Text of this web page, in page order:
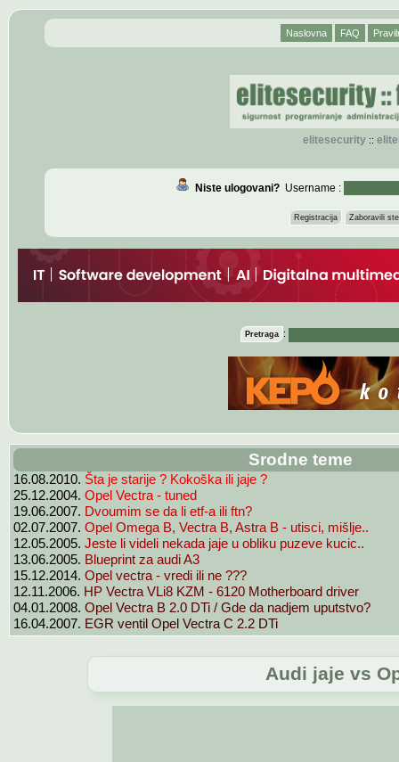
Naslovna FAQ
elitesecurity::
Niste ulogovani?Username :
Registracija Zaboravili
Pretraga :
Srodne teme
16.08.2010. Šta je starije ? Kokoška ili jaje ?
25.12.2004. Opel Vectra - tuned
19.06.2007. Dvoumim se da li etf-a ili ftn?
02.07.2007. Opel Omega B, Vectra B, Astra B - utisci, mišlje..
12.05.2005. Jeste li videli nekada jaje u obliku puzeve kucic..
13.06.2005. Blueprint za audi A3
15.12.2014. Opel vectra - vredi ili ne ???
12.11.2006. HP Vectra VLi8 KZM - 6120 Motherboard driver
04.01.2008. Opel Vectra B 2.0 DTi / Gde da nadjem uputstvo?
16.04.2007. EGR ventil Opel Vectra C 2.2 DTi
Audi jaje vs